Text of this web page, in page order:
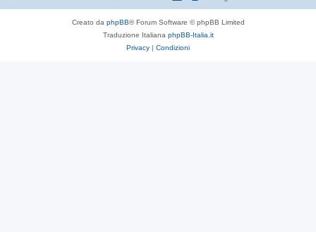
Creato da phpBB® Forum Software © phpBB Limited
Traduzione Italiana phpBB-Italia.it
Privacy | Condizioni